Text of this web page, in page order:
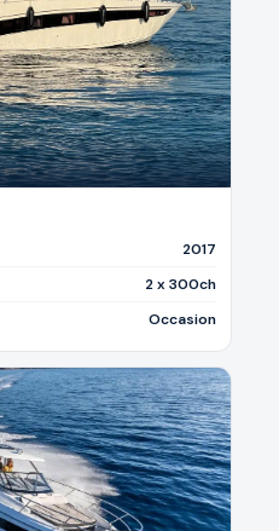
2017
2 x 300ch
Occasion